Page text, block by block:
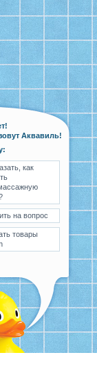
Аквавиль!
как
на вопрос
товары